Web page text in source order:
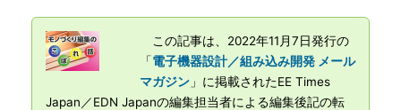
この記事は、2022年11月7日発行の
「電子機器設計／組み込み開発 メール
マガジン 」に掲載されたEE Times
Japan／EDN Japanの編集担当者による編集後記の転